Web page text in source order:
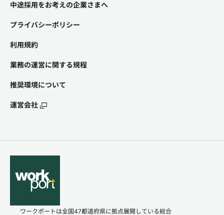
中途採用をお考えの企業さまへ
プライバシーポリシー
利用規約
業務の運営に関する規程
推奨環境について
運営会社
ワークポートは全国47都道府県に拠点展開している総合